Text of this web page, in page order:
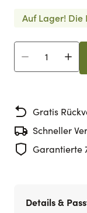
Auf Lager! Die
Menge
Gratis
Schneller
Garantierte
Details &